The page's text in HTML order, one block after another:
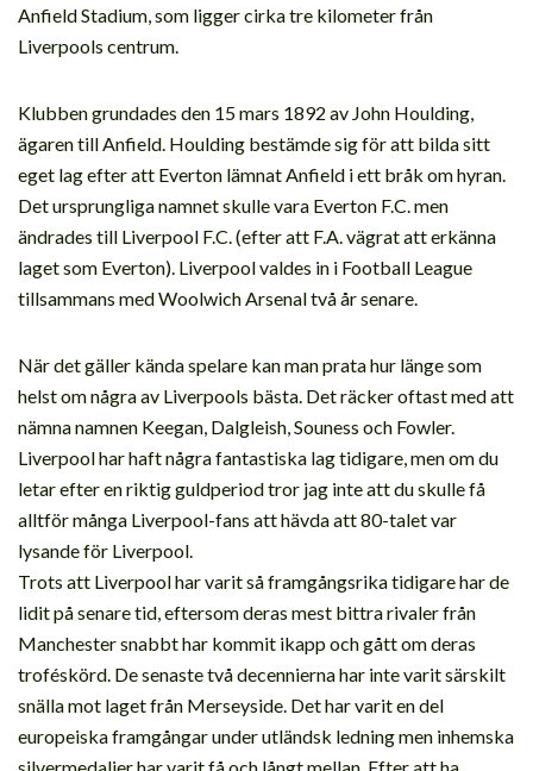
Anfield Stadium, som ligger cirka tre kilometer från
Liverpools centrum.
Klubben grundades den 15 mars 1892 av John Houlding,
ägaren till Anfield. Houlding bestämde sig för att bilda sitt
eget lag efter att Everton lämnat Anfield i ett bråk om hyran.
Det ursprungliga namnet skulle vara Everton F.C. men
ändrades till Liverpool F.C. (efter att F.A. vägrat att erkänna
laget som Everton). Liverpool valdes in i Football League
tillsammans med Woolwich Arsenal två år senare.
När det gäller kända spelare kan man prata hur länge som
helst om några av Liverpools bästa. Det räcker oftast med att
nämna namnen Keegan, Dalgleish, Souness och Fowler.
Liverpool har haft några fantastiska lag tidigare, men om du
letar efter en riktig guldperiod tror jag inte att du skulle få
alltför många Liverpool-fans att hävda att 80-talet var
lysande för Liverpool.
Trots att Liverpool har varit så framgångsrika tidigare har de
lidit på senare tid, eftersom deras mest bittra rivaler från
Manchester snabbt har kommit ikapp och gått om deras
troféskörd. De senaste två decennierna har inte varit särskilt
snälla mot laget från Merseyside. Det har varit en del
europeiska framgångar under utländsk ledning men inhemska
silvermedaljer har varit få och långt mellan. Efter att ha